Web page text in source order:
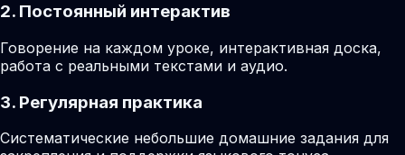
2. Постоянный интерактив
Говорение на каждом уроке, интерактивная доска,
работа с реальными текстами и аудио.
3. Регулярная практика
Систематические небольшие домашние задания для